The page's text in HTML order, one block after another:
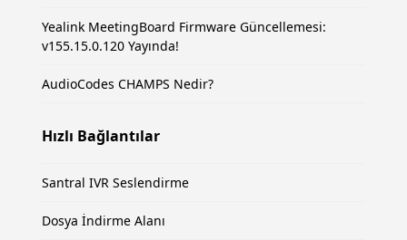
Yealink MeetingBoard Firmware Güncellemesi:
v155.15.0.120 Yayında!
AudioCodes CHAMPS Nedir?
Hızlı Bağlantılar
Santral IVR Seslendirme
Dosya İndirme Alanı